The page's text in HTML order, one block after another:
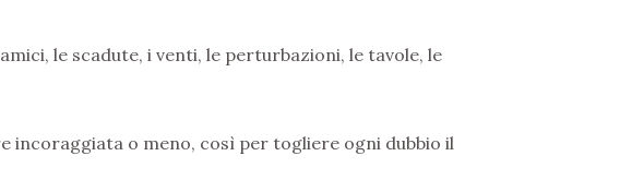
le scadute, i venti, le perturbazioni, le tavole, le
incoraggiata o meno, così per togliere ogni dubbio il